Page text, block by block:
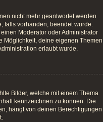
nicht mehr geantwortet werden
falls vorhanden, beendet wurde.
Moderator oder Administrator
Möglichkeit, deine eigenen Themen
erlaubt wurde.
Bilder, welche mit einem Thema
kennzeichnen zu können. Die
hängt von deinen Berechtigungen